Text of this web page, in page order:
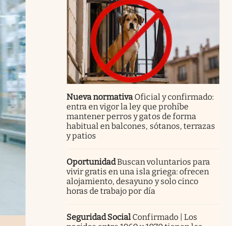
Nueva normativa Oficial y confirmado:
entra en vigor la ley que prohíbe
mantener perros y gatos de forma
habitual en balcones, sótanos, terrazas
y patios
OportunidadBuscan voluntarios para
vivir gratis en una isla griega: ofrecen
alojamiento, desayuno y solo cinco
horas de trabajo por día
Seguridad Social Confirmado | Los